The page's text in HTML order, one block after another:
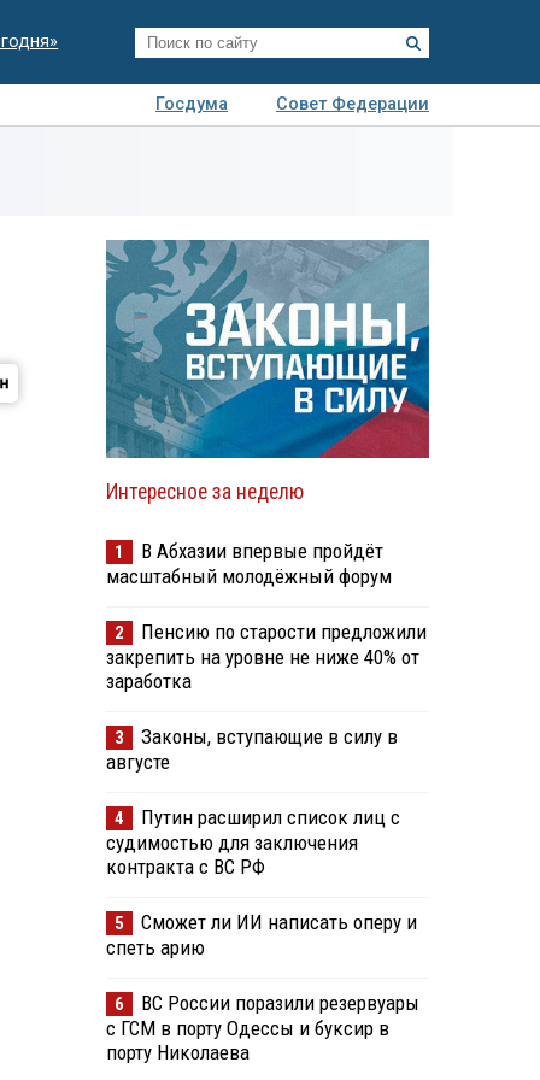
Госдума
Совет Федерации
Интересное за неделю
1
В Абхазии впервые пройдёт
масштабный молодёжный форум
2
Пенсию по старости предложили
закрепить на уровне не ниже 40% от
заработка
3
Законы, вступающие в силу в
августе
4
Путин расширил список лиц с
судимостью для заключения
контракта с ВС РФ
5
Сможет ли ИИ написать оперу и
спеть арию
6
ВС России поразили резервуары
с ГСМ в порту Одессы и буксир в
порту Николаева